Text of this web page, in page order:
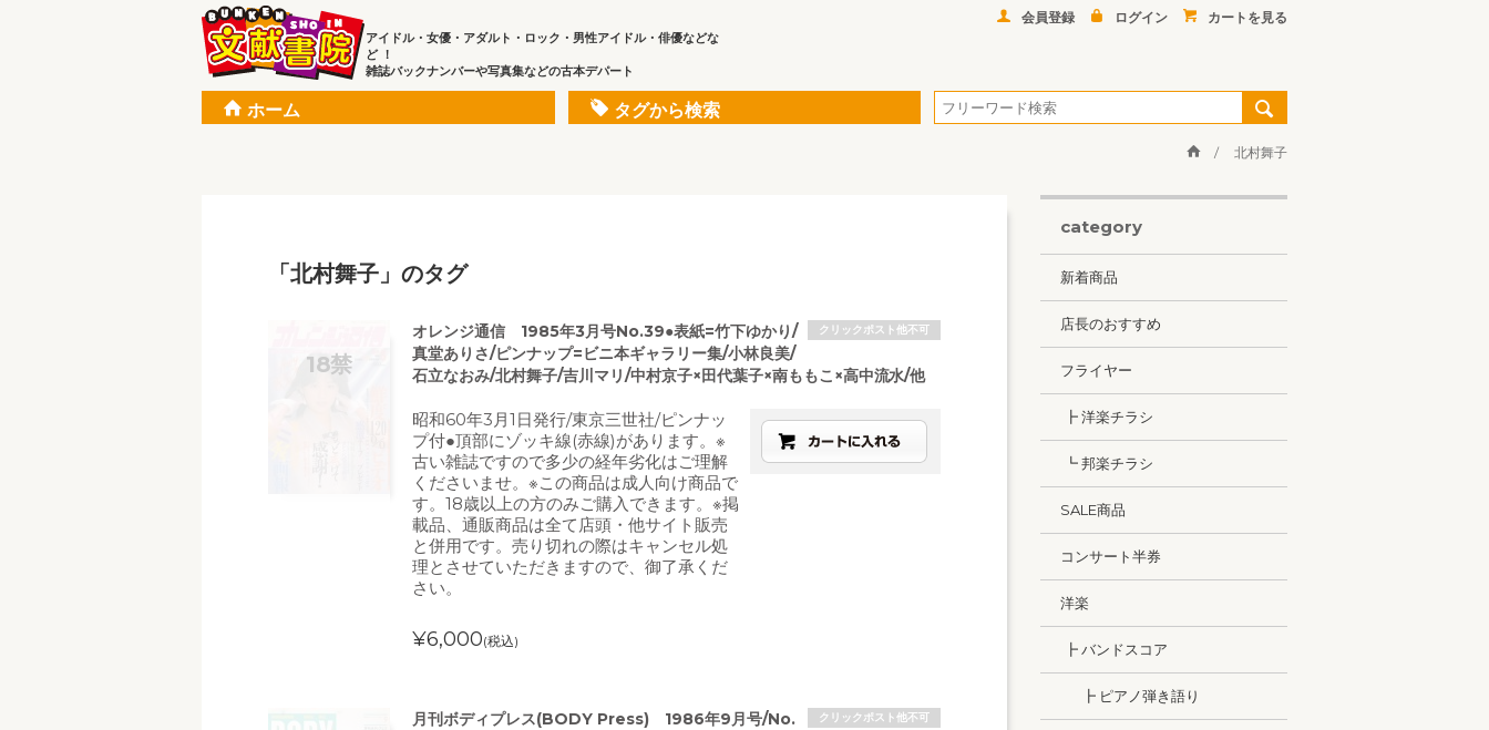
アイドル・女優・アダルト・ロック・男性アイドル・俳優などな
ど ！
雑誌バックナンバーや写真集などの古本デパート
会員登録 ログイン カートを見る
ホーム タグから検索
北村舞子
「北村舞子」のタグ
クリックポスト他不可
オレンジ通信 1985年3月号No.39●表紙=竹下ゆかり/
真堂ありさ/ピンナップ=ビニ本ギャラリー集/小林良美/
石立なおみ/北村舞子/吉川マリ/中村京子×田代葉子×南ももこ×高中流水/他
昭和60年3月1日発行/東京三世社/ピンナッ
プ付●頂部にゾッキ線(赤線)があります。※
古い雑誌ですので多少の経年劣化はご理解
くださいませ。※この商品は成人向け商品で
す。18歳以上の方のみご購入できます。※掲
載品、通販商品は全て店頭・他サイト販売
と併用です。売り切れの際はキャンセル処
理とさせていただきますので、御了承くだ
さい。
¥6,000(税込)
クリックポスト他不可
月刊ボディプレス(BODY Press) 1986年9月号/No.
category
新着商品
店長のおすすめ
フライヤー
┣ 洋楽チラシ
┗ 邦楽チラシ
SALE商品
コンサート半券
洋楽
┣ バンドスコア
┣ ピアノ弾き語り